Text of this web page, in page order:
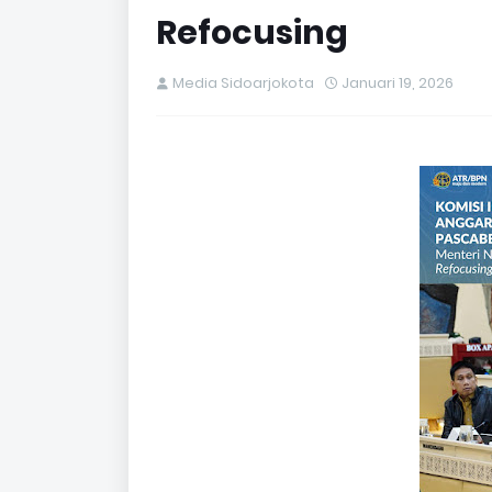
Refocusing
Media Sidoarjokota Januari 19, 2026